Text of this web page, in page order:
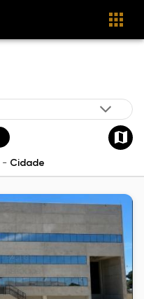
- Cidade